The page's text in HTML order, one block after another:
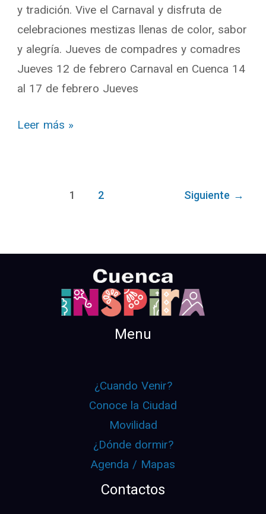
y tradición. Vive el Carnaval y disfruta de
celebraciones mestizas llenas de color, sabor
y alegría. Jueves de compadres y comadres
Jueves 12 de febrero Carnaval en Cuenca 14
al 17 de febrero Jueves
Leer más »
1 2 Siguiente →
Menu
¿Cuando Venir?
Conoce la Ciudad
Movilidad
¿Dónde dormir?
Agenda / Mapas
Contactos